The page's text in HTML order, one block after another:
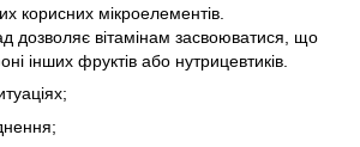
корисних мікроелементів.
дозволяє вітамінам засвоюватися, що
інших фруктів або нутрицевтиків.